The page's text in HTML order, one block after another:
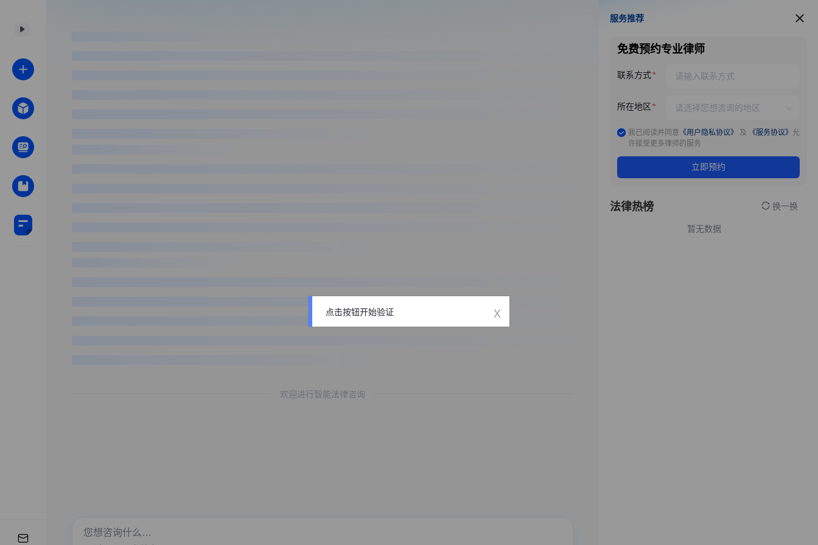
欢迎进行智能法律咨询
服务推荐
服务推荐
免费预约专业律师
联系方式
所在地区
我已阅读并同意 《用户隐私协议》 及 《服务协议》 允
许接受更多律师的服务
立即预约
法律热榜 换一换
暂无数据
点击按钮开始验证 x